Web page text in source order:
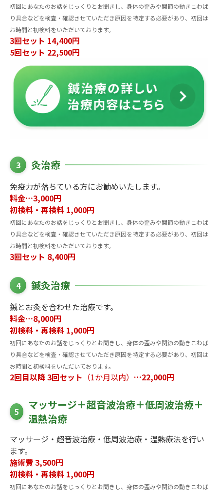
初回にあなたのお話をじっくりとお聞きし、身体の歪みや関節の動きこわば
り具合などを検査・確認させていただき原因を特定する必要があり、初回は
お時間と初検料をいただいております。
3回セット 14,400円
5回セット 22,500円
3 灸治療
免疫力が落ちている方にお勧めいたします。
料金…3,000円
初検料・再検料 1,000円
初回にあなたのお話をじっくりとお聞きし、身体の歪みや関節の動きこわば
り具合などを検査・確認させていただき原因を特定する必要があり、初回は
お時間と初検料をいただいております。
3回セット 8,400円
4 鍼灸治療
鍼とお灸を合わせた治療です。
料金…8,000円
初検料・再検料 1,000円
初回にあなたのお話をじっくりとお聞きし、身体の歪みや関節の動きこわば
り具合などを検査・確認させていただき原因を特定する必要があり、初回は
お時間と初検料をいただいております。
2回目以降 3回セット （1か月以内） …22,000円
5
マッサージ＋超音波治療＋低周波治療＋
温熱治療
マッサージ・超音波治療・低周波治療・温熱療法を行い
ます。
施術費 3,500円
初検料・再検料 1,000円
初回にあなたのお話をじっくりとお聞きし、身体の歪みや関節の動きこわば